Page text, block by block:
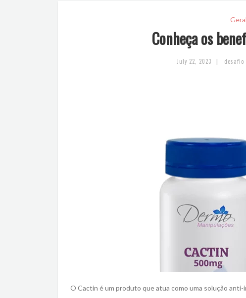
Geral
Conheça os
July 22, 2023 | desafio
O Cactin é um produto que atua como uma solução